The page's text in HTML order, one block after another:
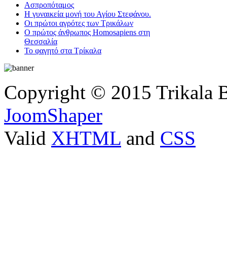
Ασπροπόταμος
Η γυναικεία μονή του Αγίου Στεφάνου.
Οι πρώτοι αγρότες των Τρικάλων
Ο πρώτος άνθρωπος Homosapiens στη
Θεσσαλία
Το φαγητό στα Τρίκαλα
Copyright © 2015 Trikala
JoomShaper
Valid XHTML and CSS